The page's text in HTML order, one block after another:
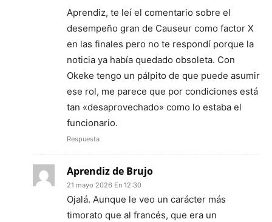
Aprendiz, te leí el comentario sobre el
desempeño gran de Causeur como factor X
en las finales pero no te respondí porque la
noticia ya había quedado obsoleta. Con
Okeke tengo un pálpito de que puede asumir
ese rol, me parece que por condiciones está
tan «desaprovechado» como lo estaba el
funcionario.
Respuesta
Aprendiz de Brujo
21 mayo 2026 En 12:30
Ojalá. Aunque le veo un carácter más
timorato que al francés, que era un